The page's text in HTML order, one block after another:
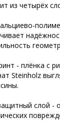
из четырёх
- плёнка с
Steinholz
слой -